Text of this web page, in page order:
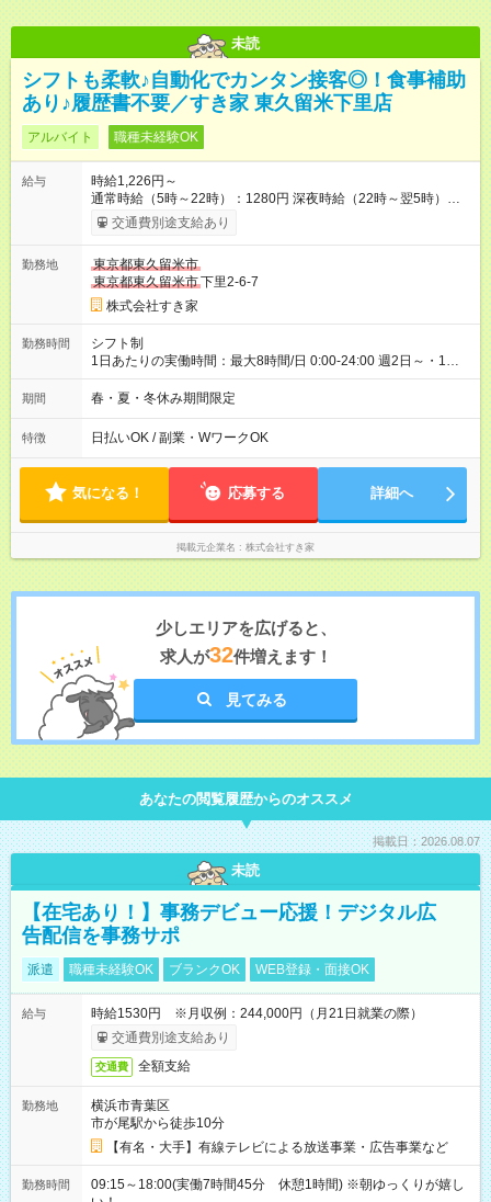
未読
シフトも柔軟♪自動化でカンタン接客◎！食事補助
あり♪履歴書不要／すき家 東久留米下里店
アルバイト 職種未経験OK
給与
時給1,226円～
通常時給（5時～22時）：1280円 深夜時給（22時～翌5時）：
1600円 高校生時給：1226円 【特別手当】早朝手当（5：00-9：
00）時給+150円 【試用期間】試用期間あり 試用期間の長さ：1
30日（※条件変更なし）ですが、切り上げで一ヶ月とさせてい
ただきます。 研修制度あり：15時間(研修中も同時給）
交通費別途支給あり
勤務地
東京都東久留米市
東京都東久留米市下里2-6-7
株式会社すき家
勤務時間
シフト制
1日あたりの実働時間：最大8時間/日 0:00-24:00 週2日～・1日
2h～OK ＜シフト例＞ 〇朝帯 5:00-9:00 〇昼帯 9:00-14:00 〇午
後帯 14:00-18:00 〇夜帯 18:00-22:00 〇深夜帯 22:00-翌5:00 基
ます♪
期間 春・夏・冬休み期間限定
特徴 日払いOK / 副業・WワークOK
気になる！ 応募する 詳細へ
掲載元企業名 株式会社すき家
少しエリアを広げると、
求人が32件増えます！
見てみる
あなたの閲覧履歴からのオススメ
掲載日：2026.08.07
未読
【在宅あり！】事務デビュー応援！デジタル広
告配信を事務サポ
派遣 職種未経験OK ブランクOK WEB登録・面接OK
給与
時給1530円 ※月収例：244,000円（月21日就業の際）
交通費別途支給あり
交通費 全額支給
勤務地
横浜市青葉区
市が尾駅から徒歩10分
【有名・大手】有線テレビによる放送事業・広告事業など
勤務時間
09:15～18:00(実働7時間45分 休憩1時間) ※朝ゆっくりが嬉し